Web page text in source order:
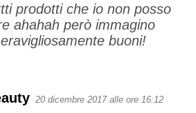
prodotti che io non posso
ahahah però immagino
buoni!
20 dicembre 2017 alle ore 16:12